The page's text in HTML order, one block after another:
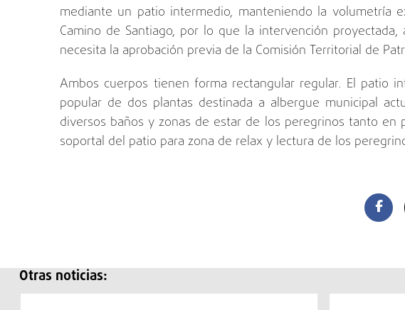
mediante un patio intermedio, manteniendo la volumetría
Camino de Santiago, por lo que la intervención
necesita la aprobación previa de la Comisión Territorial de
Ambos cuerpos tienen forma rectangular regular. El patio
popular de dos plantas destinada a albergue municipal
diversos baños y zonas de estar de los peregrinos tanto
soportal del patio para zona de relax y lectura de los
Otras noticias: